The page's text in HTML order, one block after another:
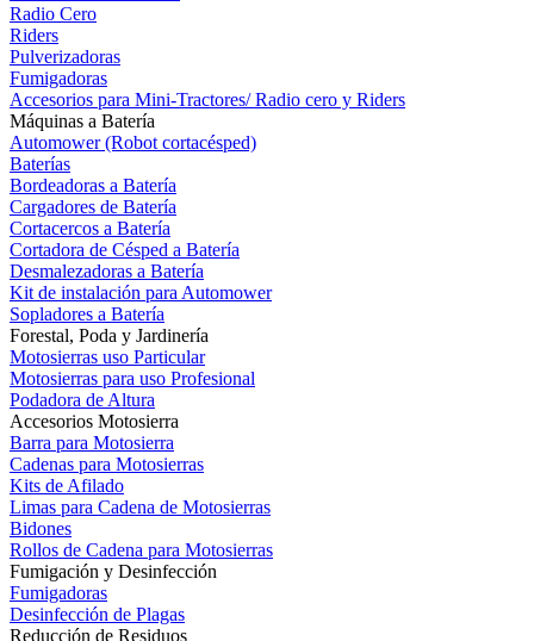
Radio Cero
Riders
Pulverizadoras
Fumigadoras
Accesorios para Mini-Tractores/ Radio cero y Riders
Máquinas a Batería
Automower (Robot cortacésped)
Baterías
Bordeadoras a Batería
Cargadores de Batería
Cortacercos a Batería
Cortadora de Césped a Batería
Desmalezadoras a Batería
Kit de instalación para Automower
Sopladores a Batería
Forestal, Poda y Jardinería
Motosierras uso Particular
Motosierras para uso Profesional
Podadora de Altura
Accesorios Motosierra
Barra para Motosierra
Cadenas para Motosierras
Kits de Afilado
Limas para Cadena de Motosierras
Bidones
Rollos de Cadena para Motosierras
Fumigación y Desinfección
Fumigadoras
Desinfección de Plagas
Reducción de Residuos